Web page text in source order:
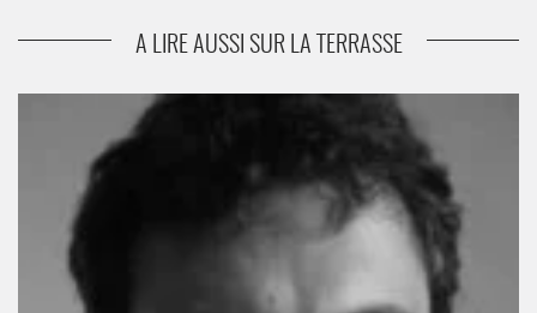
Festival 1. 2. 3. théâtre !
A LIRE AUSSI SUR LA TERRASSE
Gilles Chabrier - Critique sortie Théâtre